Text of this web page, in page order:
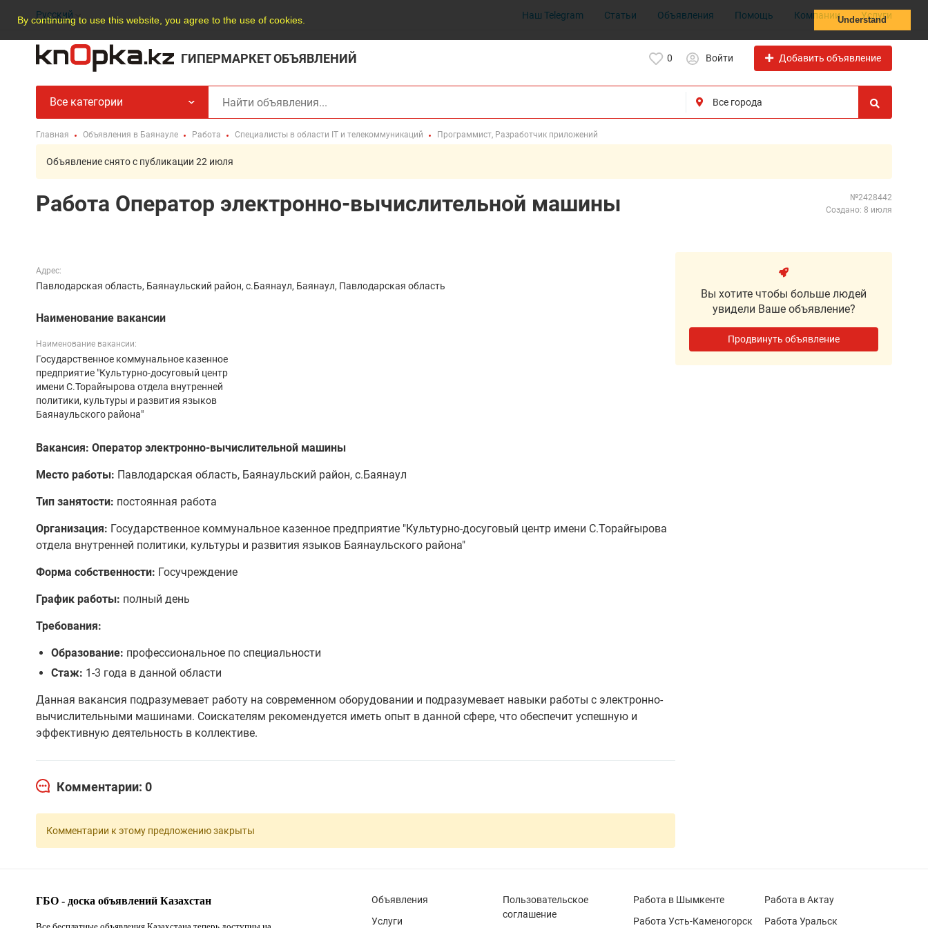
By continuing to use this website, you agree to the use of cookies. Understand
Русский Наш Telegram Статьи Объявления Помощь Компании Услуги
ГИПЕРМАРКЕТ ОБЪЯВЛЕНИЙ 0 Войти Добавить объявление
Все категории
Главная Объявления в Баянауле Работа Специалисты в области IT и телекоммуникаций Программист, Разработчик приложений
Объявление снято с публикации 22 июля
Работа Оператор электронно-вычислительной машины
№2428442
Создано: 8 июля
Адрес:
Павлодарская область, Баянаульский район, с.Баянаул, Баянаул, Павлодарская область
Наименование вакансии
Наименование вакансии:
Государственное коммунальное казенное
предприятие "Культурно-досуговый центр
имени С.Торайғырова отдела внутренней
политики, культуры и развития языков
Баянаульского района"
Вакансия: Оператор электронно-вычислительной машины
Место работы: Павлодарская область, Баянаульский район, с.Баянаул
Тип занятости: постоянная работа
Организация: Государственное коммунальное казенное предприятие "Культурно-досуговый центр имени С.Торайғырова
отдела внутренней политики, культуры и развития языков Баянаульского района"
Форма собственности: Госучреждение
График работы: полный день
Требования:
Образование: профессиональное по специальности
Стаж: 1-3 года в данной области
Данная вакансия подразумевает работу на современном оборудовании и подразумевает навыки работы с электронно-
вычислительными машинами. Соискателям рекомендуется иметь опыт в данной сфере, что обеспечит успешную и
эффективную деятельность в коллективе.
Комментарии: 0
Комментарии к этому предложению закрыты
Вы хотите чтобы больше людей
увидели Ваше объявление?
Продвинуть объявление
ГБО - доска объявлений Казахстан
Объявления
Услуги
Пользовательское
соглашение
Работа в Шымкенте
Работа Усть-Каменогорск
Работа в Актау
Работа Уральск